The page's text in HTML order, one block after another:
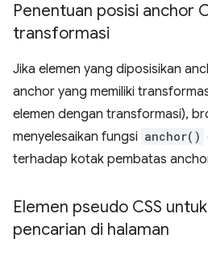
Penentuan posisi anchor
transformasi
Jika elemen yang diposisikan
anchor yang memiliki
elemen dengan transformasi),
menyelesaikan fungsi anchor()
terhadap kotak pembatas
Elemen pseudo CSS
pencarian di halaman